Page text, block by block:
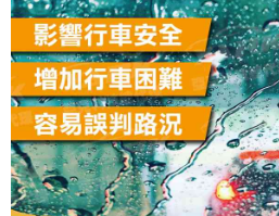
請求用戶進行身份認證。
５．嚴禁一人註冊多個帳號或使用他人資
恩沛科技股份有限公司將有權停止該用戶